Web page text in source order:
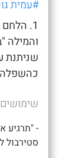
#עמית
1.
והמילה
שניתנת
שימושים
- "תרגיע
סטירבול